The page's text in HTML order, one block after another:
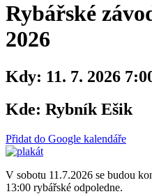
Rybářské
2026
Kdy: 11. 7. 2026
Kde: Rybník Ešik
Přidat do Google kalendáře
V sobotu 11.7.2026 se budou
13:00 rybářské odpoledne.